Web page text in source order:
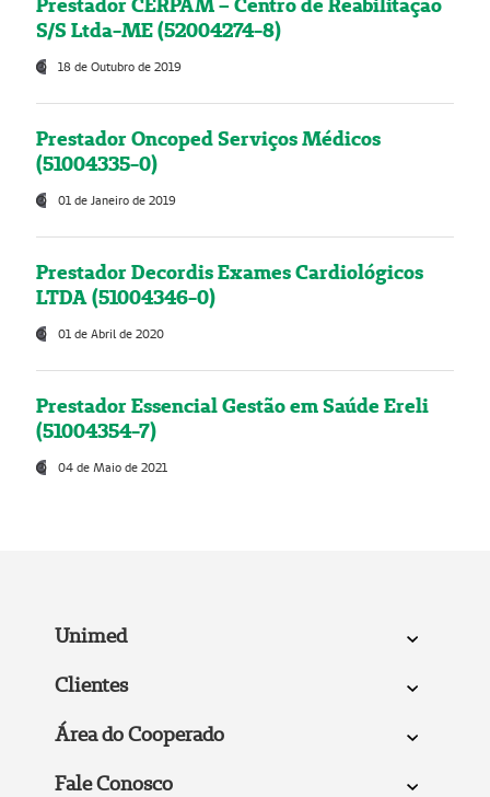
S/S Ltda-ME (52004274-8)
18 de Outubro de 2019
Prestador Oncoped Serviços Médicos
(51004335-0)
01 de Janeiro de 2019
Prestador Decordis Exames Cardiológicos
LTDA (51004346-0)
01 de Abril de 2020
Prestador Essencial Gestão em Saúde Ereli
(51004354-7)
04 de Maio de 2021
Unimed
Clientes
Área do Cooperado
Fale Conosco